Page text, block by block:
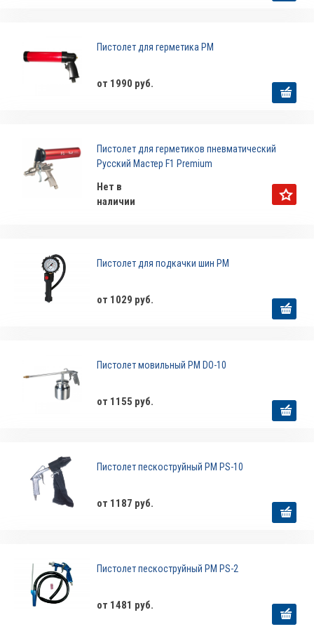
Пистолет для герметика РМ
от 1990 руб.
Пистолет для герметиков пневматический
Русский Мастер F1 Premium
Нет в
наличии
Пистолет для подкачки шин РМ
от 1029 руб.
Пистолет мовильный РМ DO-10
от 1155 руб.
Пистолет пескоструйный РМ PS-10
от 1187 руб.
Пистолет пескоструйный РМ PS-2
от 1481 руб.